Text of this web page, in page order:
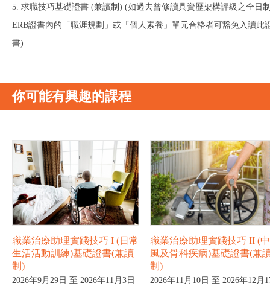
5. 求職技巧基礎證書 (兼讀制) (如過去曾修讀具資歷架構評級之全日
ERB證書內的「職涯規劃」或「個人素養」單元合格者可豁免入讀此
書)
你可能有興趣的課程
職業治療助理實踐技巧 I (日常
生活活動訓練)基礎證書(兼讀
制)
2026年9月29日 至 2026年11月3日
職業治療助理實踐技巧 II (中
風及骨科疾病)基礎證書(兼
制)
2026年11月10日 至 2026年12月